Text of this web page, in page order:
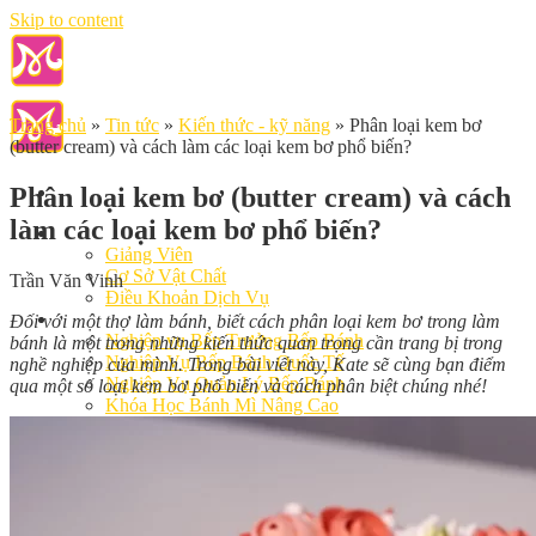
Skip to content
Giới Thiệu
Giảng Viên
Cơ Sở Vật Chất
Điều Khoản Dịch Vụ
Học Làm Bánh
Nghiệp vụ Bếp Trưởng Bếp Bánh
Nghiệp Vụ Bếp Bánh Quốc Tế
Nghiệp Vụ Quản Lý Bếp Bánh
Khóa Học Bánh Mì Nâng Cao
Nghiệp Vụ Bánh Kem
Học Làm Bánh Ngắn Hạn
Trang chủ » Tin tức » Kiến thức - kỹ năng » Phân loại kem bơ
(butter cream) và cách làm các loại kem bơ phổ biến?
Phân loại kem bơ (butter cream) và cách
làm các loại kem bơ phổ biến?
Trần Văn Vinh
Đối với một thợ làm bánh, biết cách phân loại kem bơ trong làm
bánh là một trong những kiến thức quan trọng cần trang bị trong
nghề nghiệp của mình. Trong bài viết này, Kate sẽ cùng bạn điểm
qua một số loại kem bơ phổ biến và cách phân biệt chúng nhé!